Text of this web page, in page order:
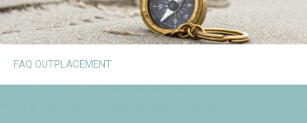
FAQ OUTPLACEMENT